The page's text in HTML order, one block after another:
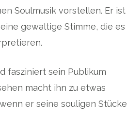
Soulmusik vorstellen. Er ist
gewaltige Stimme, die es
fasziniert sein Publikum
macht ihn zu etwas
er seine souligen Stücke